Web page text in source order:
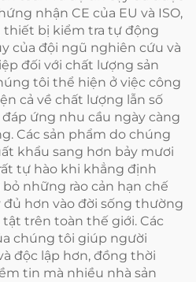
nhận CE của EU và ISO,
bị kiểm tra tự động
của đội ngũ nghiên cứu và
đối với chất lượng sản
tôi thể hiện ở việc công
cả về chất lượng lẫn số
ứng nhu cầu ngày càng
Các sản phẩm do chúng
khẩu sang hơn bảy mươi
tự hào khi khẳng định
những rào cản hạn chế
hơn vào đời sống thường
trên toàn thế giới. Các
chúng tôi giúp người
độc lập hơn, đồng thời
tin mà nhiều nhà sản